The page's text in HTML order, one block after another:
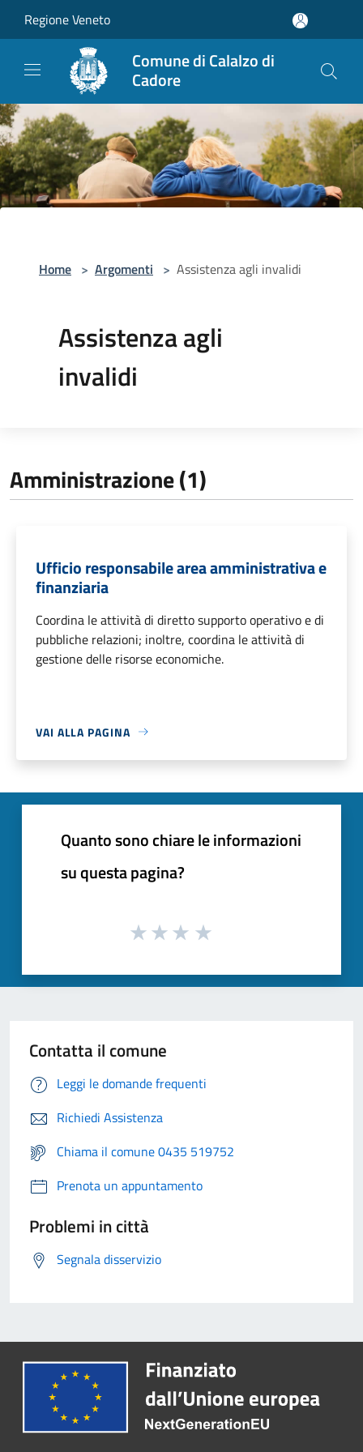
Regione Veneto
Comune di Calalzo di
Cadore
Home > Argomenti > Assistenza agli invalidi
Assistenza agli
invalidi
Amministrazione (1)
Ufficio responsabile area amministrativa e
finanziaria
Coordina le attività di diretto supporto operativo e di
pubbliche relazioni; inoltre, coordina le attività di
gestione delle risorse economiche.
VAI ALLA PAGINA
Quanto sono chiare le informazioni
su questa pagina?
Contatta il comune
Leggi le domande frequenti
Richiedi Assistenza
Chiama il comune 0435 519752
Prenota un appuntamento
Problemi in città
Segnala disservizio